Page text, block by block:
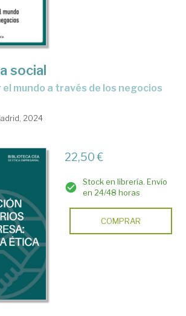
social
el mundo a través de los negocios
2024
22,50 €
Stock en librería. Envío
en 24/48 horas
COMPRAR